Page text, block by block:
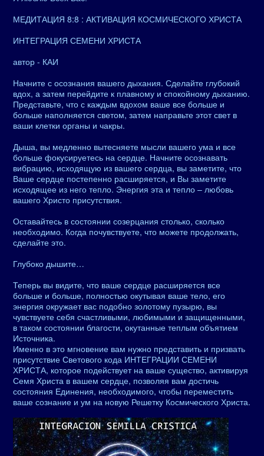
МЕДИТАЦИЯ 8:8 : АКТИВАЦИЯ КОСМИЧЕСКОГО ХРИСТА
ИНТЕГРАЦИЯ СЕМЕНИ ХРИСТА
автор - КАИ
Начните с осознания вашего дыхания. Сделайте глубокий
вдох, а затем перейдите к плавному и спокойному дыханию.
Представьте, что с каждым вдохом ваше все больше и
больше наполняется светом, затем направьте этот свет в
ваши клетки органы и чакры.
Дыша, вы медленно вытесняете мысли вашего ума и все
больше фокусируетесь на сердце. Начните осознавать
вибрацию, исходящую из вашего сердца, вы заметите, что
Ваше сердце постепенно расширяется, и Вы заметите
исходящее из него тепло. Энергия эта и тепло – любовь
вашего Христо присутствия.
Оставайтесь в состоянии созерцания столько, сколько
необходимо. Когда почувствуете, что можете продолжать,
сделайте это.
Глубоко дышите…
Теперь вы видите, что ваше сердце расширяется все
больше и больше, полностью окутывая ваше тело, его
энергия окружает вас подобно золотому пузырю, вы
чувствуете себя счастливыми, любимыми и защищенными,
в таком состоянии благости, окутанные теплым объятием
Источника.
Именно в это мгновение вам нужно представить и призвать
присутствие Светового кода ИНТЕГРАЦИИ СЕМЕНИ
ХРИСТА, которое подействует на ваше существо, активируя
Семя Христа в вашем сердце, позволяя вам достичь
состояния Единения, необходимого, чтобы переместить
ваше сознание и ум на новую Решетку Космического Христа.